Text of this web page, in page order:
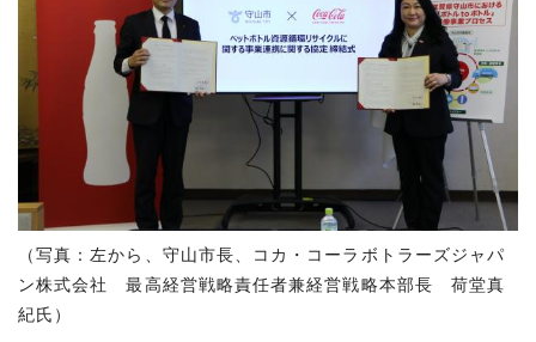
（写真：左から、守山市長、コカ・コーラボトラーズジャパ
ン株式会社 最高経営戦略責任者兼経営戦略本部長 荷堂真
紀氏）